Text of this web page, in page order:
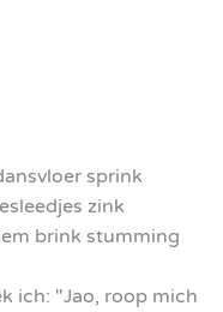
sprink
zink
brink stumming
ich: "Jao, roop mich